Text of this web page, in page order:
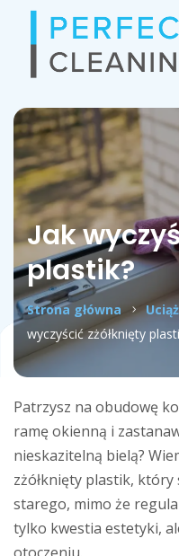
Jak
plastik?
Strona główna
wyczyścić zżółknięty
Patrzysz na obudowę
ramę okienną i
nieskazitelną bielą?
zżółknięty plastik,
starego, mimo że
tylko kwestia estetyki,